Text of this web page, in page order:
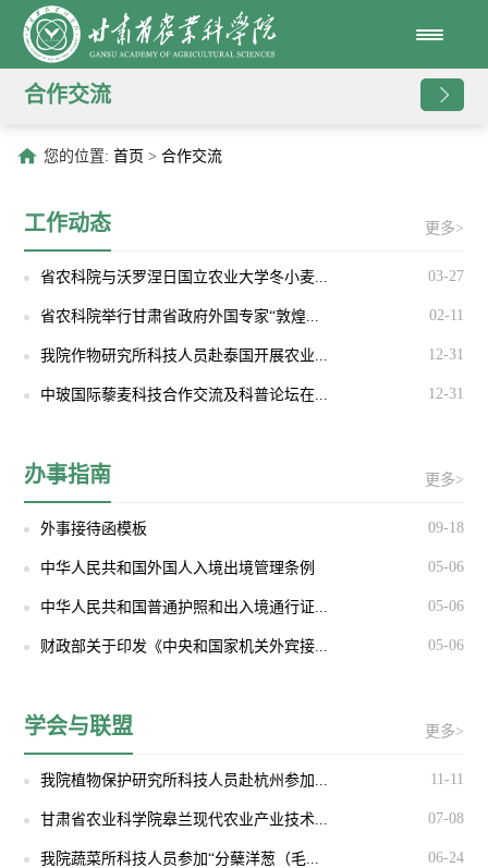
合作交流
您的位置: 首页 > 合作交流
工作动态 更多>
省农科院与沃罗涅日国立农业大学冬小麦... 03-27
省农科院举行甘肃省政府外国专家“敦煌... 02-11
我院作物研究所科技人员赴泰国开展农业... 12-31
中玻国际藜麦科技合作交流及科普论坛在... 12-31
办事指南 更多>
外事接待函模板 09-18
中华人民共和国外国人入境出境管理条例 05-06
中华人民共和国普通护照和出入境通行证... 05-06
财政部关于印发《中央和国家机关外宾接... 05-06
学会与联盟 更多>
我院植物保护研究所科技人员赴杭州参加... 11-11
甘肃省农业科学院皋兰现代农业产业技术... 07-08
我院蔬菜所科技人员参加“分蘖洋葱（毛... 06-24